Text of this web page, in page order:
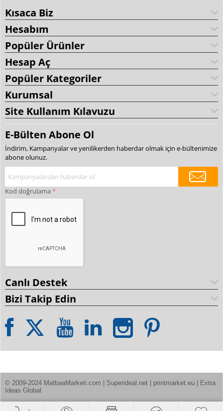
Kısaca Biz
Hesabım
Popüler Ürünler
Hesap Aç
Popüler Kategoriler
Kurumsal
Site Kullanım Kılavuzu
E-Bülten Abone Ol
İndirim, Kampanyalar ve yenilikerden haberdar olmak için e-bültenimize
abone olunuz.
Kod doğrulama
Canlı Destek
Bizi Takip Edin
© 2009-2024 MatbaaMarketi.com | Superideal.net | printmarket.eu | Extra
Ideas Global